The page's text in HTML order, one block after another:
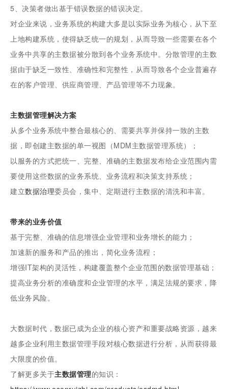
5、决策者做出基于错误数据的错误决定。
对企业来说，业务系统的构建大多是以实际业务为核心，从下至
上地构建系统，使得缺乏统一的规划，从而导致一些需要在各个
业务中共享的主数据被分散到各个业务系统中。分散管理的主数
据由于缺乏一致性、准确性和完整性，从而导致各个企业普遍存
在的客户管理、供应商管理、产品管理等不力现象。
主数据管理解决方案
从多个业务系统中整合最核心的、需要共享并保持一致的主数
据，即创建主数据的单一视图（MDM主数据管理系统）；
以服务的方式把统一、完整、准确的主数据发布给企业范围内需
要使用这些数据的业务系统、业务流程和决策支持系统；
建立数据治理委员会，集中、定期进行主数据的清洗和丰富。
带来的业务价值
基于完整、准确的信息增强企业管理和业务增长的能力；
加速新的服务和产品的推出，简化业务流程；
增强IT架构的灵活性，构建覆盖整个企业范围的数据管理基础；
提高业务分析的准确度和企业管理的水平，满足法规的要求，降
低业务风险。
大数据时代，数据已成为企业的核心资产和重要战略资源，越来
越多企业利用主数据管理手段对核心数据进行分析，从而获得最
大限度的价值。
了解更多关于主数据管理的知识：